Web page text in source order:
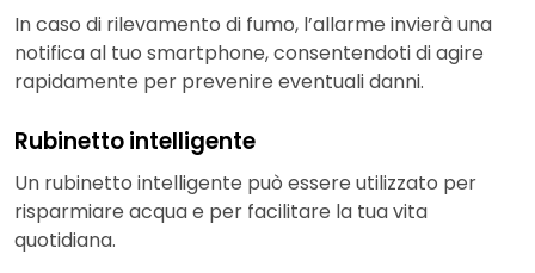
In caso di rilevamento di fumo, l’allarme invierà una
notifica al tuo smartphone, consentendoti di agire
rapidamente per prevenire eventuali danni.
Rubinetto intelligente
Un rubinetto intelligente può essere utilizzato per
risparmiare acqua e per facilitare la tua vita
quotidiana.